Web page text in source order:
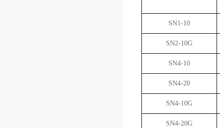
SN1-10
SN2-10G
SN4-10
SN4-20
SN4-10G
SN4-20G